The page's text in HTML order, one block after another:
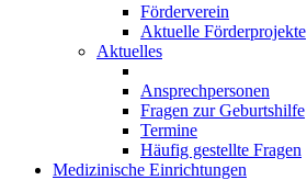
Förderverein
Aktuelle Förderprojekte
Aktuelles
Ansprechpersonen
Fragen zur Geburtshilfe
Termine
Häufig gestellte Fragen
Medizinische Einrichtungen